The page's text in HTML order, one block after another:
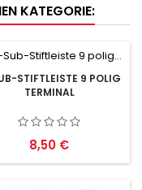
KATEGORIE:
STIFTLEISTE 9 POLIG
TERMINAL
Preis
8,50 €